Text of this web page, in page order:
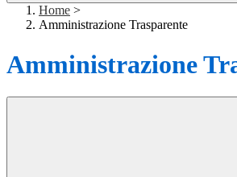
Home >
Amministrazione Trasparente
Amministrazione